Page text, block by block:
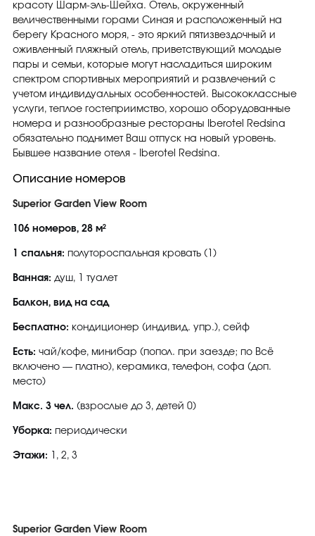
красоту Шарм-эль-Шейха. Отель, окруженный
величественными горами Синая и расположенный на
берегу Красного моря, - это яркий пятизвездочный и
оживленный пляжный отель, приветствующий молодые
пары и семьи, которые могут насладиться широким
спектром спортивных мероприятий и развлечений с
учетом индивидуальных особенностей. Высококлассные
услуги, теплое гостеприимство, хорошо оборудованные
номера и разнообразные рестораны Iberotel Redsina
обязательно поднимет Ваш отпуск на новый уровень.
Бывшее название отеля - Iberotel Redsina.
Описание номеров
Superior Garden View Room
106 номеров, 28 м²
1 спальня: полутороспальная кровать (1)
Ванная: душ, 1 туалет
Балкон, вид на сад
Бесплатно: кондиционер (индивид. упр.), сейф
Есть: чай/кофе, минибар (попол. при заезде; по Всё
включено — платно), керамика, телефон, софа (доп.
место)
Макс. 3 чел. (взрослые до 3, детей 0)
Уборка: периодически
Этажи: 1, 2, 3
Superior Garden View Room